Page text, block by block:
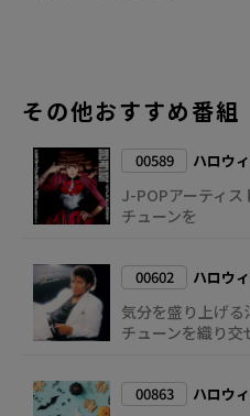
その他おすすめ番組
00589 ハロウ
J-POPアーティ
チューンを
00602 ハロウ
気分を盛り上げ
チューンを織り交
00863 ハロウ